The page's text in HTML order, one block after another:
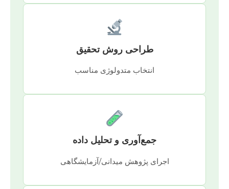
طراحی روش تحقیق
انتخاب متدولوژی مناسب
جمع‌آوری و تحلیل داده
اجرای پژوهش میدانی/آزمایشگاهی